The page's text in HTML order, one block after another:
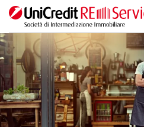
La ricerca verrà inviata